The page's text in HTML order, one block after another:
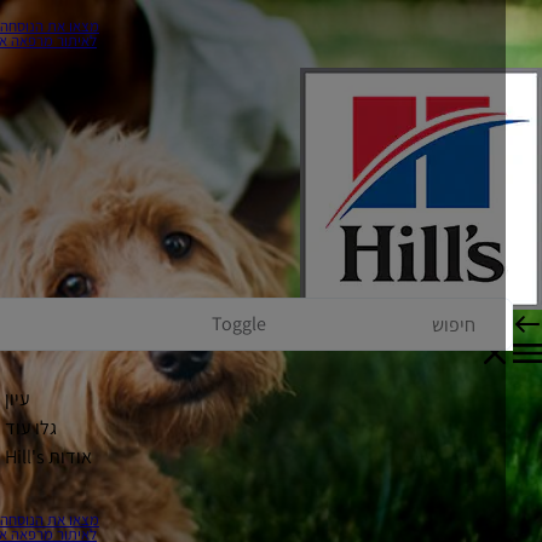
מצאו את הנוסחה שלכם
לאיתור מרפאה או חנות
Toggle
עיון
גלו עוד
אודות Hill's
מצאו את הנוסחה שלכם
לאיתור מרפאה או חנות